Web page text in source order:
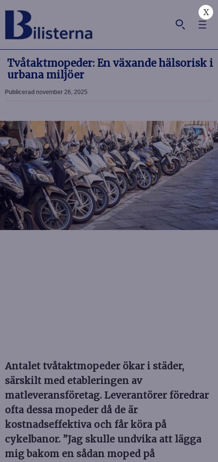
X
Tvåtaktmopeder: En växande hälsorisk i
urbana miljöer
Publicerad november 26, 2025
Antalet tvåtaktmopeder ökar i städer,
särskilt med etableringen av
matleveransföretag. Leverantörer föredrar
ofta dessa mopeder då de är
kostnadseffektiva och får köra på
cykelbanor. ”Jag skulle undvika att lägga
mig bakom en sådan moped på